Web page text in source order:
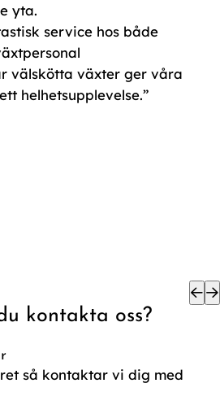
yta.
service hos både
välskötta växter ger våra
helhetsupplevelse.”
kontakta oss?
så kontaktar vi dig med